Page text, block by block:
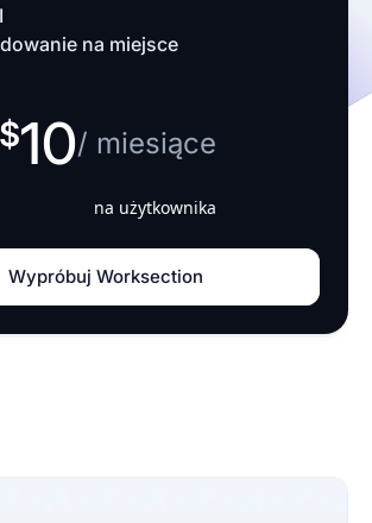
na miejsce
10/ miesiące
na użytkownika
Wypróbuj Worksection